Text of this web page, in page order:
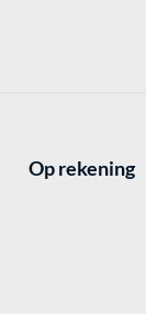
Op rekening